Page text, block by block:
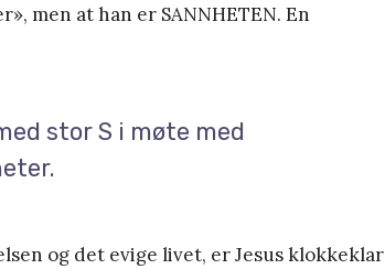
men at han er SANNHETEN. En
stor S i møte med
og det evige livet, er Jesus klokkeklar